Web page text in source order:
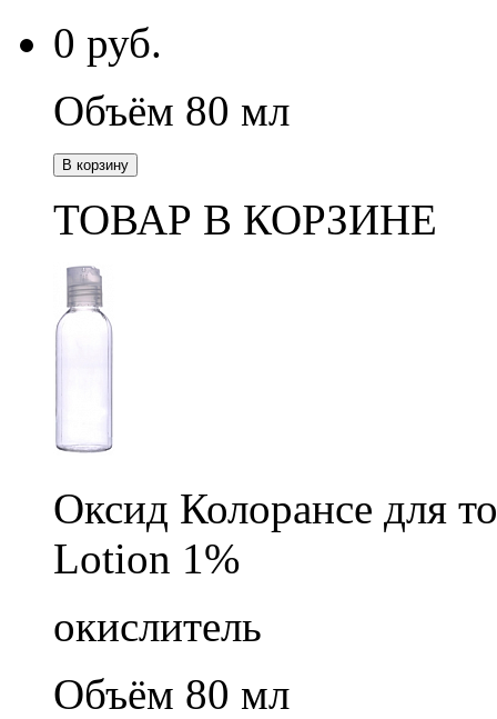
0 руб.
Объём 80 мл
В корзину
ТОВАР В КОРЗИНЕ
Оксид Колорансе для
Lotion 1%
окислитель
Объём 80 мл